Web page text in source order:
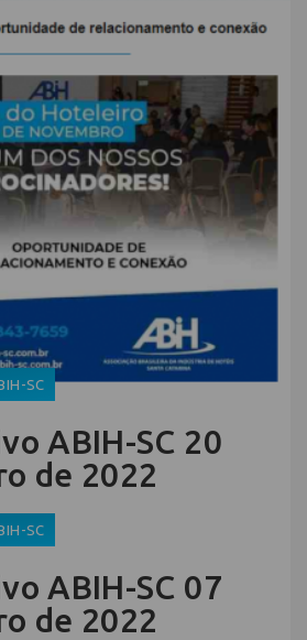
SC
ABIH-SC 20
de 2022
SC
ABIH-SC 07
de 2022